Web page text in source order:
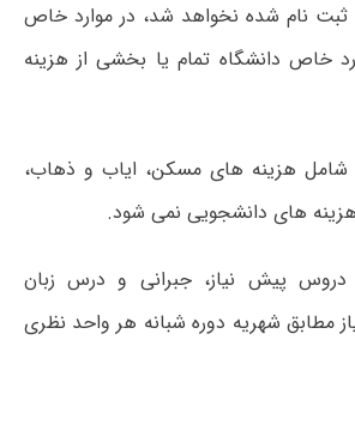
نام شده نخواهد شد، در موارد خاص
خاص دانشگاه تمام یا بخشی از هزینه
شامل هزینه های مسکن، ایاب و ذهاب،
های دانشجویی نمی شود.
دروس پیش نیاز، جبرانی و درس زبان
مطابق شهریه دوره شبانه هر واحد نظری